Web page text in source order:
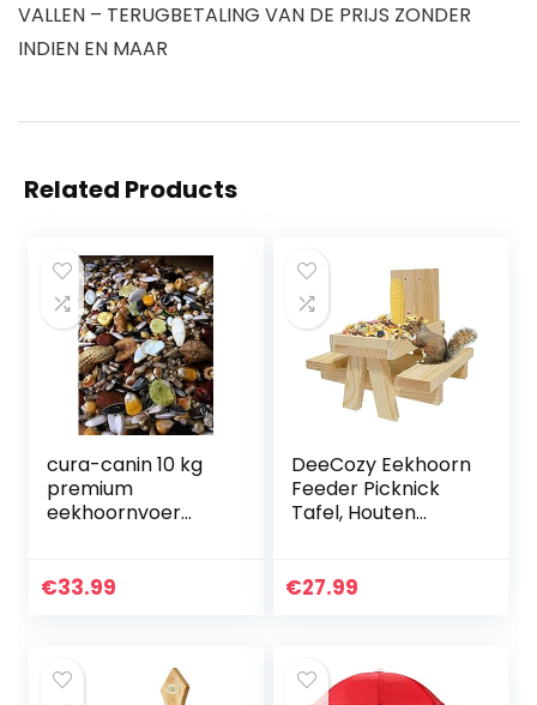
VALLEN – TERUGBETALING VAN DE PRIJS ZONDER
INDIEN EN MAAR
Related Products
cura-canin 10 kg
premium
eekhoornvoer
topklasse
€33.99
DeeCozy Eekhoorn
Feeder Picknick
Tafel, Houten
Voedingsstation
€27.99